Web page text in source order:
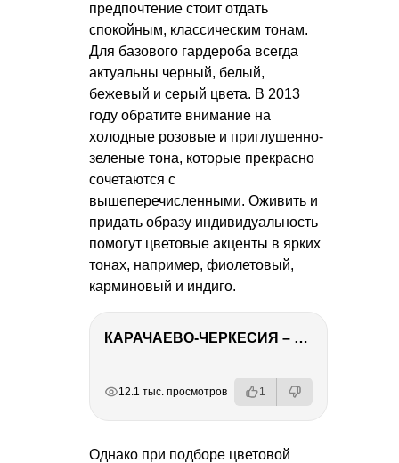
предпочтение стоит отдать
спокойным, классическим тонам.
Для базового гардероба всегда
актуальны черный, белый,
бежевый и серый цвета. В 2013
году обратите внимание на
холодные розовые и приглушенно-
зеленые тона, которые прекрасно
сочетаются с
вышеперечисленными. Оживить и
придать образу индивидуальность
помогут цветовые акценты в ярких
тонах, например, фиолетовый,
карминовый и индиго.
КАРАЧАЕВО-ЧЕРКЕСИЯ – ПУТЕШЕСТВИЕ НА КАВКАЗ часть 2
12.1 тыс. просмотров 1
Однако при подборе цветовой